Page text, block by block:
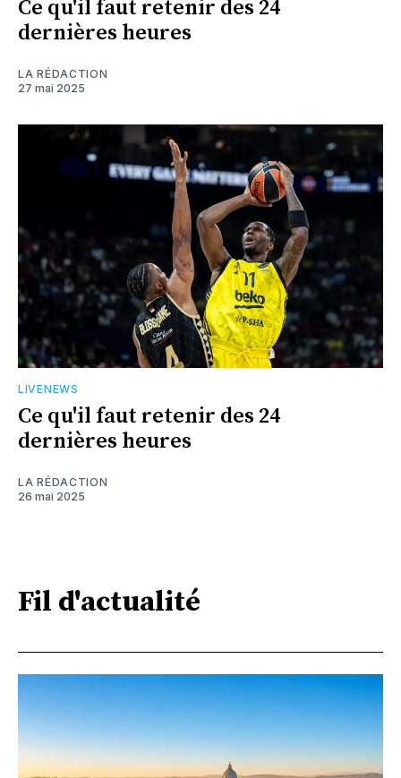
Ce qu'il faut retenir des 24
dernières heures
LA RÉDACTION
27 mai 2025
LIVENEWS
Ce qu'il faut retenir des 24
dernières heures
LA RÉDACTION
26 mai 2025
Fil d'actualité